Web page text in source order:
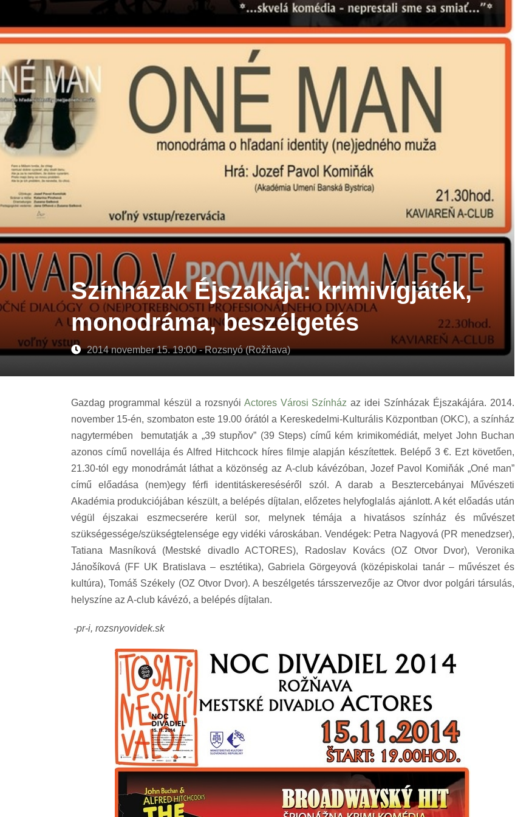
Színházak Éjszakája: krimivígjáték,
monodráma, beszélgetés
2014 november 15. 19:00 - Rozsnyó (Rožňava)
Gazdag programmal készül a rozsnyói Actores Városi Színház az idei Színházak Éjszakájára. 2014.
november 15-én, szombaton este 19.00 órától a Kereskedelmi-Kulturális Központban (OKC), a színház
nagytermében bemutatják a „39 stupňov” (39 Steps) című kém krimikomédiát, melyet John Buchan
azonos című novellája és Alfred Hitchcock híres filmje alapján készítettek. Belépő 3 €. Ezt követően,
21.30-tól egy monodrámát láthat a közönség az A-club kávézóban, Jozef Pavol Komiňák „Oné man”
című előadása (nem)egy férfi identitáskereséséről szól. A darab a Besztercebányai Művészeti
Akadémia produkciójában készült, a belépés díjtalan, előzetes helyfoglalás ajánlott. A két előadás után
végül éjszakai eszmecserére kerül sor, melynek témája a hivatásos színház és művészet
szükségessége/szükségtelensége egy vidéki városkában. Vendégek: Petra Nagyová (PR menedzser),
Tatiana Masníková (Mestské divadlo ACTORES), Radoslav Kovács (OZ Otvor Dvor), Veronika
Jánošíková (FF UK Bratislava – esztétika), Gabriela Görgeyová (középiskolai tanár – művészet és
kultúra), Tomáš Székely (OZ Otvor Dvor). A beszélgetés társszervezője az Otvor dvor polgári társulás,
helyszíne az A-club kávézó, a belépés díjtalan.
-pr-i, rozsnyovidek.sk